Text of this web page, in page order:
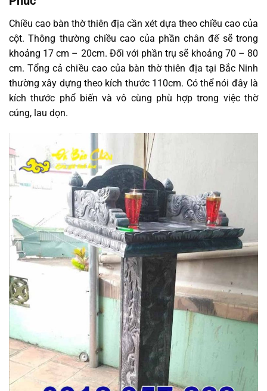
Chiều cao bàn thờ thiên địa cần xét dựa theo chiều cao của
cột. Thông thường chiều cao của phần chân đế sẽ trong
khoảng 17 cm – 20cm. Đối với phần trụ sẽ khoảng 70 – 80
cm. Tổng cả chiều cao của bàn thờ thiên địa tại Bắc Ninh
thường xây dựng theo kích thước 110cm. Có thể nói đây là
kích thước phổ biến và vô cùng phù hợp trong việc thờ
cúng, lau dọn.